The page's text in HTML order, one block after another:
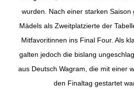
wurden. Nach einer starken Saison
Mädels als Zweitplatzierte der
Mitfavoritinnen ins Final Four. Als
galten jedoch die bislang
aus Deutsch Wagram, die mit einer
den Finaltag gestartet